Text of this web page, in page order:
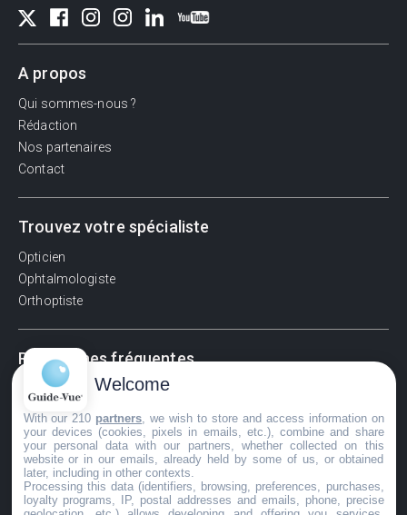
A propos
Qui sommes-nous ?
Rédaction
Nos partenaires
Contact
Trouvez votre spécialiste
Opticien
Ophtalmologiste
Orthoptiste
Recherches fréquentes
Pathologies adultes
Signes d'une urgence ophtalmologique
La vision
Acuité visuelle
Myosis / mydriase
Œdème oculaire
Welcome
With our 210 partners , we wish to store and access information on
your devices (cookies, pixels in emails, etc.), combine and share
your personal data with our partners, whether collected on this
website or in our emails, already held by some of us, or obtained
later, including in other contexts.
Processing this data (identifiers, browsing, preferences, purchases,
loyalty programs, IP, postal addresses and emails, phone, precise